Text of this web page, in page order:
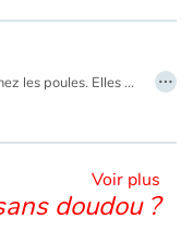
Ce matin, grosse agitation chez les poules. Elles en ont assez de passer toute la journée à couver. Et les coqs n’ont pas l’intention de les laisser changer leurs habitudes ! …
Voir plus
doudou ?